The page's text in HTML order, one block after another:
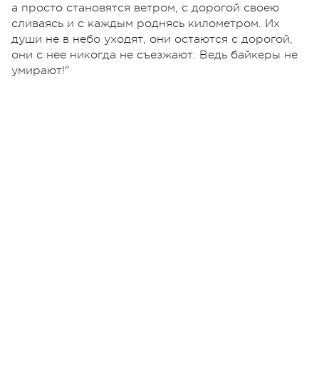
а просто становятся ветром, с дорогой своею
сливаясь и с каждым роднясь километром. Их
души не в небо уходят, они остаются с дорогой,
они с нее никогда не съезжают. Ведь байкеры не
умирают!"